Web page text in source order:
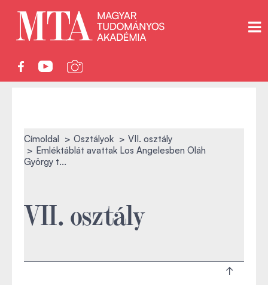
Címoldal Osztályok
VII. osztály
Emléktáblát avattak Los Angelesben Oláh
György t...
VII. osztály